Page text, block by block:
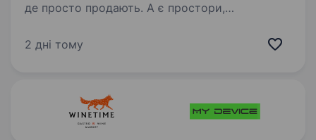
де просто продають. А є простори,
новому. Бутік ІРІС шукає продавця-
2 дні тому